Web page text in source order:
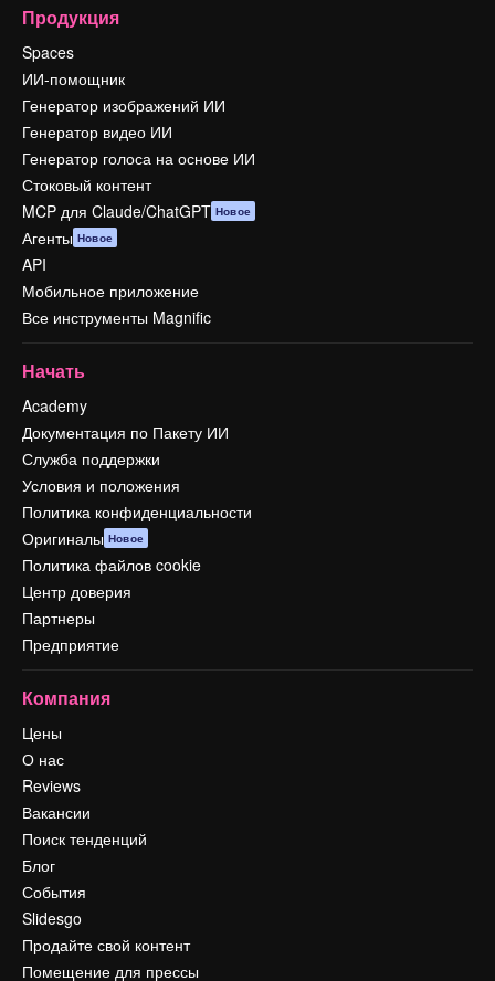
Продукция
Spaces
ИИ-помощник
Генератор изображений ИИ
Генератор видео ИИ
Генератор голоса на основе ИИ
Стоковый контент
MCP для Claude/ChatGPT Новое
Агенты Новое
API
Мобильное приложение
Все инструменты Magnific
Начать
Academy
Документация по Пакету ИИ
Служба поддержки
Условия и положения
Политика конфиденциальности
Оригиналы Новое
Политика файлов cookie
Центр доверия
Партнеры
Предприятие
Компания
Цены
О нас
Reviews
Вакансии
Поиск тенденций
Блог
События
Slidesgo
Продайте свой контент
Помещение для прессы